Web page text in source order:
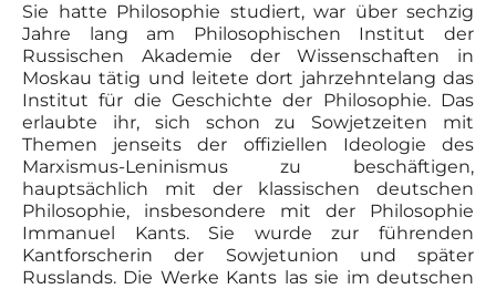
Sie hatte Philosophie studiert, war über sechzig
Jahre lang am Philosophischen Institut der
Russischen Akademie der Wissenschaften in
Moskau tätig und leitete dort jahrzehntelang das
Institut für die Geschichte der Philosophie. Das
erlaubte ihr, sich schon zu Sowjetzeiten mit
Themen jenseits der offiziellen Ideologie des
Marxismus-Leninismus zu beschäftigen,
hauptsächlich mit der klassischen deutschen
Philosophie, insbesondere mit der Philosophie
Immanuel Kants. Sie wurde zur führenden
Kantforscherin der Sowjetunion und später
Russlands. Die Werke Kants las sie im deutschen